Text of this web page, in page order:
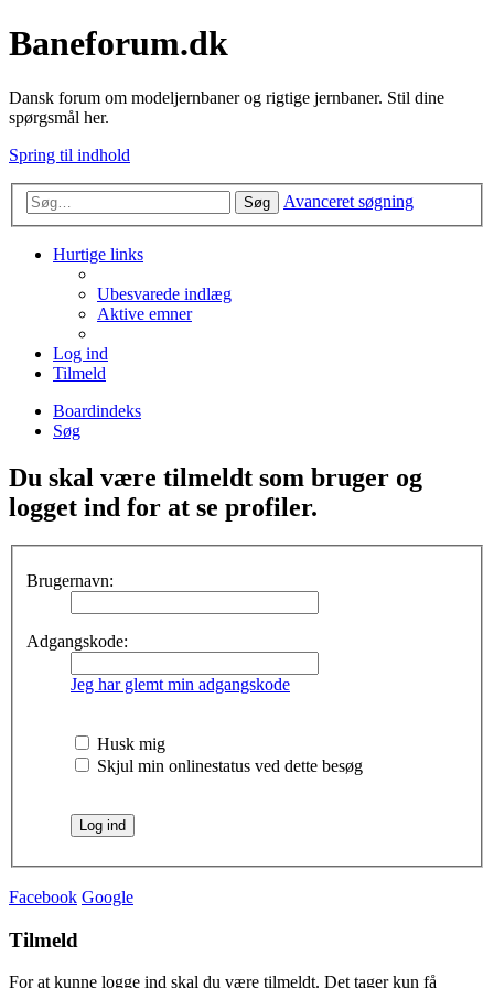
Baneforum.dk
Dansk forum om modeljernbaner og rigtige jernbaner. Stil dine
spørgsmål her.
Spring til indhold
Søg Avanceret søgning
Hurtige links
Ubesvarede indlæg
Aktive emner
Log ind
Tilmeld
Boardindeks
Søg
Du skal være tilmeldt som bruger og
logget ind for at se profiler.
Brugernavn:
Adgangskode:
Jeg har glemt min adgangskode
Husk mig
Skjul min onlinestatus ved dette besøg
Facebook Google
Tilmeld
For at kunne logge ind skal du være tilmeldt. Det tager kun få